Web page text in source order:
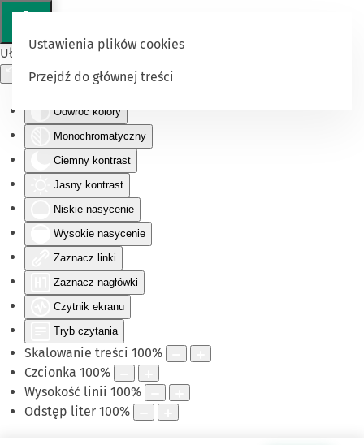
Ułatwienia dostępu
Odwróć kolory
Monochromatyczny
Ciemny kontrast
Jasny kontrast
Niskie nasycenie
Wysokie nasycenie
Zaznacz linki
Zaznacz nagłówki
Czytnik ekranu
Tryb czytania
Skalowanie treści 100%
Czcionka 100%
Wysokość linii 100%
Odstęp liter 100%
Ustawienia plików cookies
Przejdź do głównej treści